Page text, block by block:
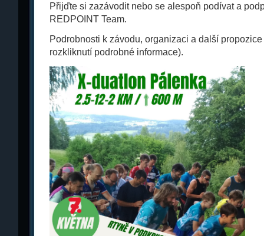
Přijďte si zazávodit nebo se alespoň podívat a
REDPOINT Team.
Podrobnosti k závodu, organizaci a další
rozkliknutí podrobné informace).